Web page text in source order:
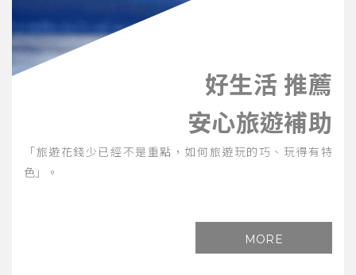
好生活 推薦
安心旅遊補助
「旅遊花錢少已經不是重點，如何旅遊玩的巧、玩得有特
色」。
MORE